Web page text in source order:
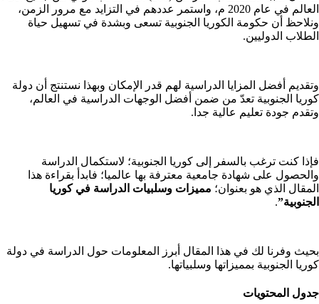
العالم في عام 2020 م، واستمر عددهم في التزايد مع مرور الزمن،
ونلاحظ أن حكومة الكوريا الجنوبية تسعى وبشدة في تسهيل حياة
الطلاب الدوليين.
وتقديم أفضل المزايا الدراسية لهم قدر الإمكان وبهذا نستنتج أن دولة
كوريا الجنوبية تعدّ من ضمن أفضل الوجهات الدراسية في العالم،
وتقدم جودة تعليم عالية جدا.
فإذا كنت ترغب بالسفر إلى كوريا الجنوبية؛ لاستكمال الدراسة
والحصول على شهادة جامعية معترفة بها عالميا؛ فابدأ بقراءة هذا
المقال الذي هو بعنوان؛ مميزات وسلبيات الدراسة في كوريا
الجنوبية”.
بحيث وفرنا لك في هذا المقال أبرز المعلومات حول الدراسة في دولة
كوريا الجنوبية بمميزاتها وسلبياتها.
جدول المحتويات